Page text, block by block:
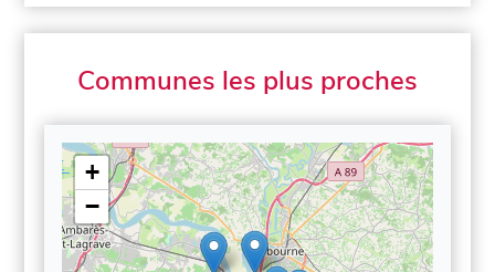
Communes les plus proches
+
−